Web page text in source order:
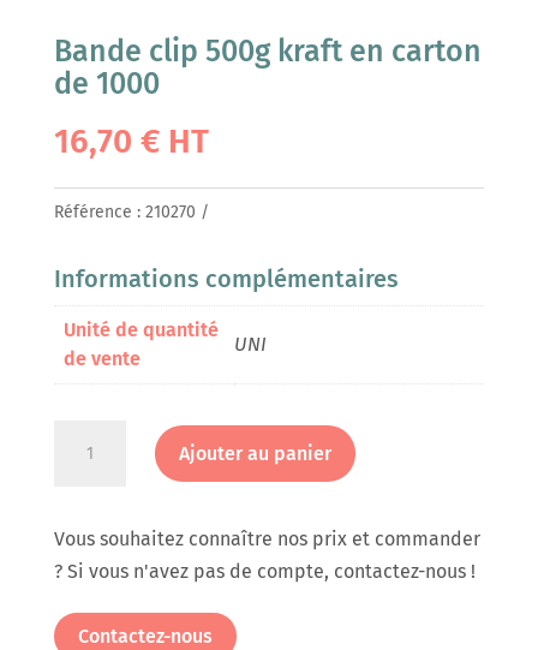
Bande clip 500g kraft en carton
de 1000
16,70 € HT
Référence : 210270
Informations complémentaires
Unité de quantité
de vente
UNI
clip
500g
en
Ajouter au panier
Vous souhaitez connaître nos prix et commander
? Si vous n'avez pas de compte, contactez-nous !
Contactez-nous